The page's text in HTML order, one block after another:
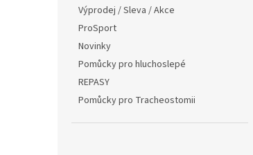
Výprodej / Sleva / Akce
ProSport
Novinky
Pomůcky pro hluchoslepé
REPASY
Pomůcky pro Tracheostomii